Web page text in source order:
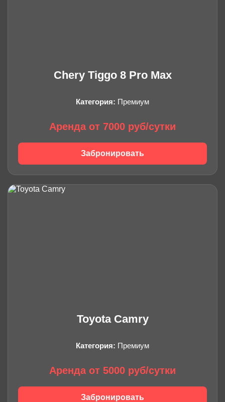
Chery Tiggo 8 Pro Max
Категория: Премиум
Аренда от 7000 руб/сутки
Забронировать
Toyota Camry
Категория: Премиум
Аренда от 5000 руб/сутки
Забронировать